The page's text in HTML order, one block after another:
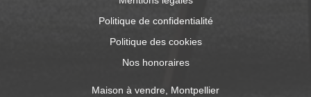
Politique de confidentialité
Politique des cookies
Nos honoraires
Maison à vendre, Montpellier